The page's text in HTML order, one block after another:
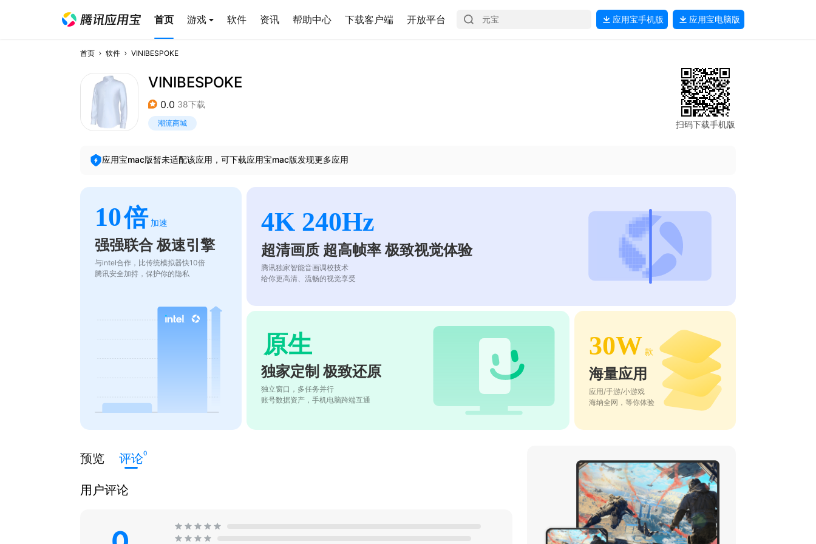
首页 游戏 软件 资讯 帮助中心 下载客户端 开放平台 应用宝手机版 应用宝电脑版
首页 软件 VINIBESPOKE
VINIBESPOKE
0.0 38下载
潮流商城 扫码下载手机版
应用宝mac版暂未适配该应用，可下载应用宝mac版发现更多应用
10倍 加速
强强联合 极速引擎
与intel合作，比传统模拟器快10倍
腾讯安全加持，保护你的隐私
4K 240Hz
超清画质 超高帧率 极致视觉体验
腾讯独家智能音画调校技术
给你更高清、流畅的视觉享受
原生
独家定制 极致还原
独立窗口，多任务并行
账号数据资产，手机电脑跨端互通
30W 款
海量应用
应用/手游/小游戏
海纳全网，等你体验
预览 评论0
用户评论